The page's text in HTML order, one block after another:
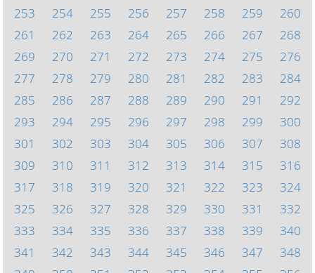
253
254 255 256 257 258 259
260
261
262 263 264 265 266 267
268
269
270 271 272 273 274 275
276
277
278 279 280 281 282 283
284
285
286 287 288 289 290 291
292
293
294 295 296 297 298 299
300
301
302 303 304 305 306 307
308
309
310 311 312 313 314 315
316
317
318 319 320 321 322 323
324
325
326 327 328 329 330 331
332
333
334 335 336 337 338 339
340
341
342 343 344 345 346 347
348